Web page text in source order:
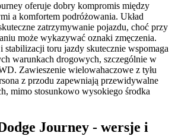
oferuje dobry kompromis między
a komfortem podróżowania. Układ
zatrzymywanie pojazdu, choć przy
może wykazywać oznaki zmęczenia.
stabilizacji toru jazdy skutecznie wspomaga
warunkach drogowych, szczególnie w
Zawieszenie wielowahaczowe z tyłu
z przodu zapewniają przewidywalne
mimo stosunkowo wysokiego środka
Journey - wersje i